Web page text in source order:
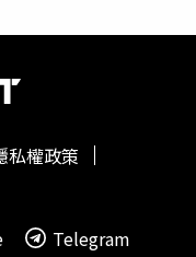
年輕人的幸福感隨即
」研究指出，青春期
但隨著時間推移，差
身的可能性更高。」
American
Psychology），
私權政策
Telegram